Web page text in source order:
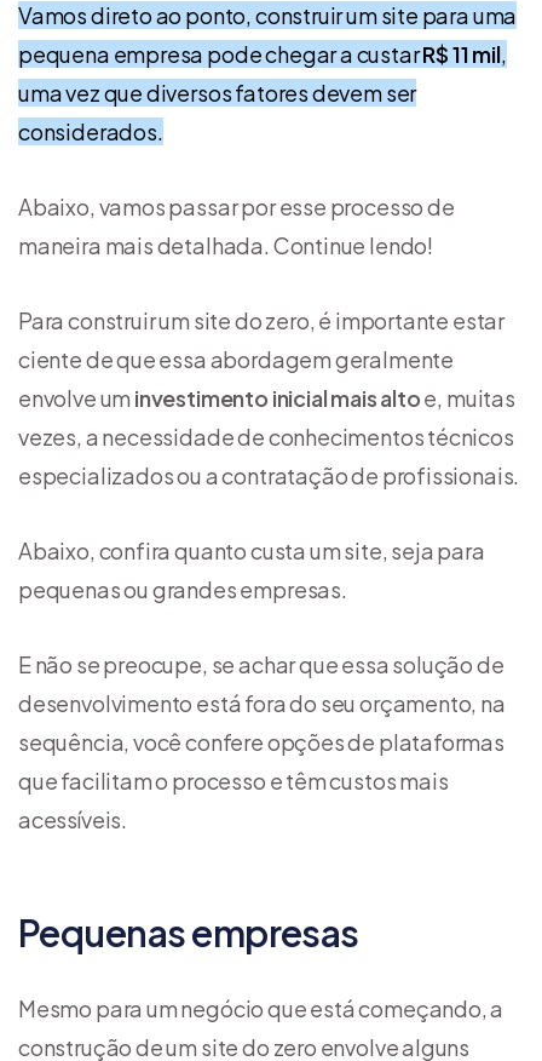
Vamos direto ao ponto, construir um site para uma
pequena empresa pode chegar a custarR$ 11 mil,
uma vez que diversos fatores devem ser
considerados.
Abaixo, vamos passar por esse processo de
maneira mais detalhada. Continue lendo!
Para construir um site do zero, é importante estar
ciente de que essa abordagem geralmente
envolve um investimento inicial mais altoe, muitas
vezes, a necessidade de conhecimentos técnicos
especializados ou a contratação de profissionais.
Abaixo, confira quanto custa um site, seja para
pequenas ou grandes empresas.
E não se preocupe, se achar que essa solução de
desenvolvimento está fora do seu orçamento, na
sequência, você confere opções de plataformas
que facilitam o processo e têm custos mais
acessíveis.
Pequenas empresas
Mesmo para um negócio que está começando, a
construção de um site do zero envolve alguns